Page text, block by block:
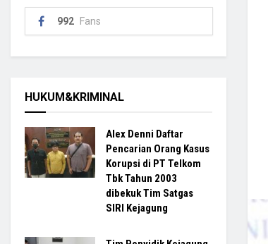
992 Fans
HUKUM&KRIMINAL
Alex Denni Daftar
Pencarian Orang Kasus
Korupsi di PT Telkom
Tbk Tahun 2003
dibekuk Tim Satgas
SIRI Kejagung